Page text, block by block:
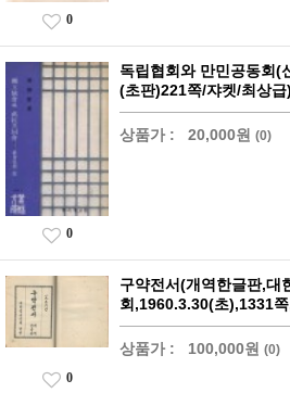
0
독립협회와 만민공동회(
(초판)221쪽/쟈켓/최상급)
상품가 : 20,000원 (0)
0
구약전서(개역한글판,대
회,1960.3.30(초),1331
상품가 : 100,000원 (0)
0